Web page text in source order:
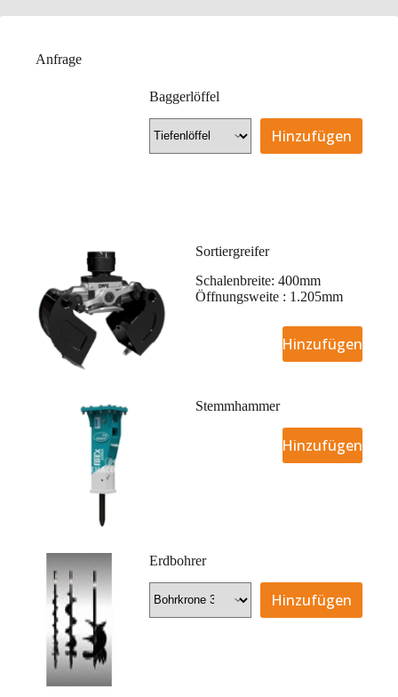
Anfrage
Baggerlöffel
Hinzufügen
Sortiergreifer
Schalenbreite: 400mm
Öffnungsweite : 1.205mm
Hinzufügen
Stemmhammer
Hinzufügen
Erdbohrer
Hinzufügen